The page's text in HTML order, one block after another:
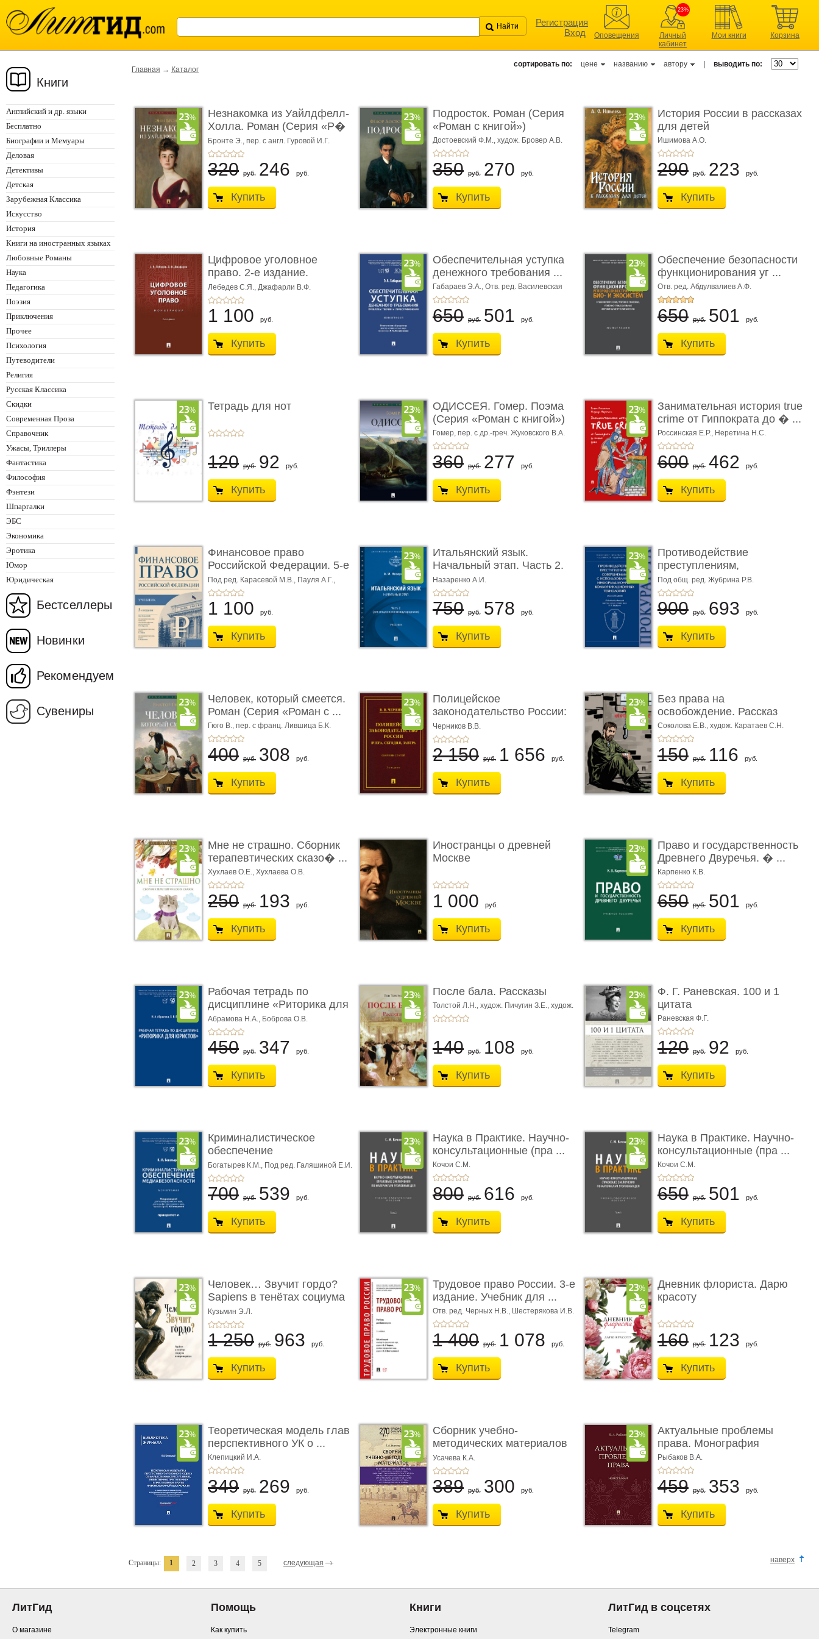
Регистрация
Вход
Оповещения
23%
Личный
кабинет
Мои книги Корзина
Книги
Английский и др. языки
Бесплатно
Биографии и Мемуары
Деловая
Детективы
Детская
Зарубежная Классика
Искусство
История
Книги на иностранных языках
Любовные Романы
Наука
Педагогика
Поэзия
Приключения
Прочее
Психология
Путеводители
Религия
Русская Классика
Скидки
Современная Проза
Справочник
Ужасы, Триллеры
Фантастика
Философия
Фэнтези
Шпаргалки
ЭБС
Экономика
Эротика
Юмор
Юридическая
Бестселлеры
Новинки
Рекомендуем
Сувениры
Главная → Каталог
сортировать по: цене названию автору выводить по:
Незнакомка из Уайлдфелл-
Холла. Роман (Серия «Р�
...
Бронте Э., пер. с англ. Гуровой И.Г.
320 руб. 246 руб.
Купить
Подросток. Роман (Серия
«Роман с книгой»)
Достоевский Ф.М., худож. Бровер А.В.
350 руб. 270 руб.
Купить
История России в рассказах
для детей
Ишимова А.О.
290 руб. 223 руб.
Купить
Цифровое уголовное
право. 2-е издание.
Монограф ...
Лебедев С.Я., Джафарли В.Ф.
1 100 руб.
Купить
Обеспечительная уступка
денежного требования ...
Габараев Э.А., Отв. ред. Василевская
Л.Ю.,вступ. сл. Каретина М.Г.
650 руб. 501 руб.
Купить
Обеспечение безопасности
функционирования уг ...
Отв. ред. Абдулвалиев А.Ф.
650 руб. 501 руб.
Купить
Тетрадь для нот
120 руб. 92 руб.
Купить
ОДИССЕЯ. Гомер. Поэма
(Серия «Роман с книгой»)
Гомер, пер. с др.-греч. Жуковского В.А.
360 руб. 277 руб.
Купить
Занимательная история true
crime от Гиппократа до � ...
Россинская Е.Р., Неретина Н.С.
600 руб. 462 руб.
Купить
Финансовое право
Российской Федерации. 5-е
изд� ...
Под ред. Карасевой М.В., Пауля А.Г.,
Красюкова А.В.
1 100 руб.
Купить
Итальянский язык.
Начальный этап. Часть 2.
Учеб� ...
Назаренко А.И.
750 руб. 578 руб.
Купить
Противодействие
преступлениям,
совершаемым с ...
Под общ. ред. Жубрина Р.В.
900 руб. 693 руб.
Купить
Человек, который смеется.
Роман (Серия «Роман с ...
Гюго В., пер. с франц. Лившица Б.К.
400 руб. 308 руб.
Купить
Полицейское
законодательство России:
вчера, с� ...
Черников В.В.
2 150 руб. 1 656 руб.
Купить
Без права на
освобождение. Рассказ
Соколова Е.В., худож. Каратаев С.Н.
150 руб. 116 руб.
Купить
Мне не страшно. Сборник
терапевтических сказо� ...
Хухлаев О.Е., Хухлаева О.В.
250 руб. 193 руб.
Купить
Иностранцы о древней
Москве
1 000 руб.
Купить
Право и государственность
Древнего Двуречья. � ...
Карпенко К.В.
650 руб. 501 руб.
Купить
Рабочая тетрадь по
дисциплине «Риторика для
ю� ...
Абрамова Н.А., Боброва О.В.
450 руб. 347 руб.
Купить
После бала. Рассказы
Толстой Л.Н., худож. Пичугин З.Е., худож.
Лебедев А.И.,
140 руб. 108 руб.
Купить
Ф. Г. Раневская. 100 и 1
цитата
Раневская Ф.Г.
120 руб. 92 руб.
Купить
Криминалистическое
обеспечение
медиабезопас� ...
Богатырев К.М., Под ред. Галяшиной Е.И.
700 руб. 539 руб.
Купить
Наука в Практике. Научно-
консультационные (пра ...
Кочои С.М.
800 руб. 616 руб.
Купить
Наука в Практике. Научно-
консультационные (пра ...
Кочои С.М.
650 руб. 501 руб.
Купить
Человек… Звучит гордо?
Sapiens в тенётах социума
� ...
Кузьмин Э.Л.
1 250 руб. 963 руб.
Купить
Трудовое право России. 3-е
издание. Учебник для ...
Отв. ред. Черных Н.В., Шестерякова И.В.
1 400 руб. 1 078 руб.
Купить
Дневник флориста. Дарю
красоту
160 руб. 123 руб.
Купить
Теоретическая модель глав
перспективного УК о ...
Клепицкий И.А.
349 руб. 269 руб.
Купить
Сборник учебно-
методических материалов
по кур ...
Усачева К.А.
389 руб. 300 руб.
Купить
Актуальные проблемы
права. Монография
Рыбаков В.А.
459 руб. 353 руб.
Купить
Страницы: 1 2 3 4 5 следующая наверх
ЛитГид
О магазине
Помощь
Как купить
Книги
Электронные книги
ЛитГид в соцсетях
Telegram